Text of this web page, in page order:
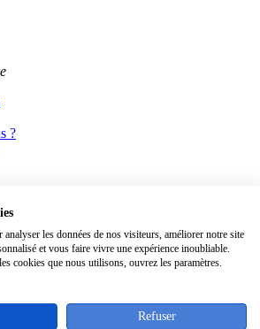
?
Paul 16 - 7700 MOUSCRON - Belgique
640.05.43
640.30.39
les données de nos visiteurs, améliorer notre site
et vous faire vivre une expérience inoubliable.
cookies que nous utilisons, ouvrez les paramètres.
Refuser